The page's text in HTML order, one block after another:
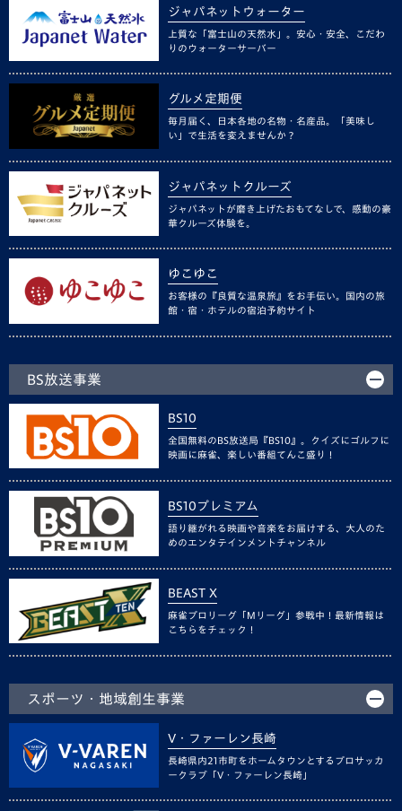
ジャパネットウォーター
上質な「富士山の天然水」。安心・安全、こだわ
りのウォーターサーバー
グルメ定期便
毎月届く、日本各地の名物・名産品。「美味し
い」で生活を変えませんか？
ジャパネットクルーズ
ジャパネットが磨き上げたおもてなしで、感動の豪
華クルーズ体験を。
ゆこゆこ
お客様の『良質な温泉旅』をお手伝い。国内の旅
館・宿・ホテルの宿泊予約サイト
BS放送事業
BS10
全国無料のBS放送局『BS10』。クイズにゴルフに
映画に麻雀、楽しい番組てんこ盛り！
BS10プレミアム
語り継がれる映画や音楽をお届けする、大人のた
めのエンタテインメントチャンネル
BEAST X
麻雀プロリーグ「Mリーグ」参戦中！最新情報は
こちらをチェック！
スポーツ・地域創生事業
V・ファーレン長崎
長崎県内21市町をホームタウンとするプロサッカ
ークラブ「V・ファーレン長崎」